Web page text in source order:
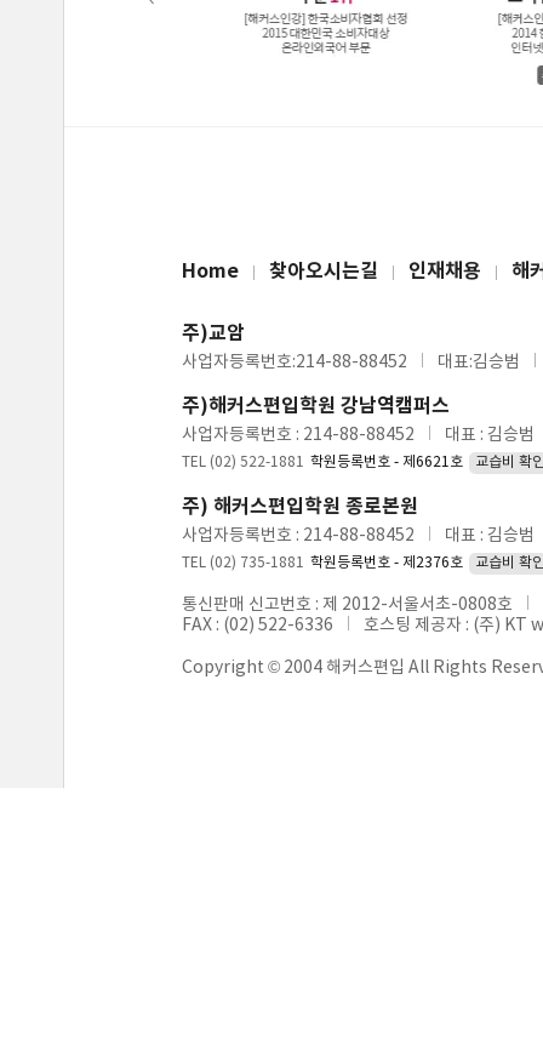
Home 찾아오시는길 인재채용 해
주)교암
사업자등록번호:214-88-88452 대표:김승범
주)해커스편입학원 강남역캠퍼스
사업자등록번호 : 214-88-88452 대표 : 김승범
TEL (02) 522-1881 학원등록번호 - 제6621호 교습비 확
주) 해커스편입학원 종로본원
사업자등록번호 : 214-88-88452 대표 : 김승범
TEL (02) 735-1881 학원등록번호 - 제2376호 교습비 확
통신판매 신고번호 : 제 2012-서울서초-0808호
FAX : (02) 522-6336
호스팅 제공자 : (주)
Copyright © 2004 해커스편입 All Rights